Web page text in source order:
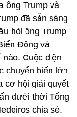
ông Trump và
đã sẵn sàng
hỏi ông Trump
Đông và
Cuộc điện
chuyển biến lớn
cơ hội giải quyết
dưới thời Tổng
chia sẻ.